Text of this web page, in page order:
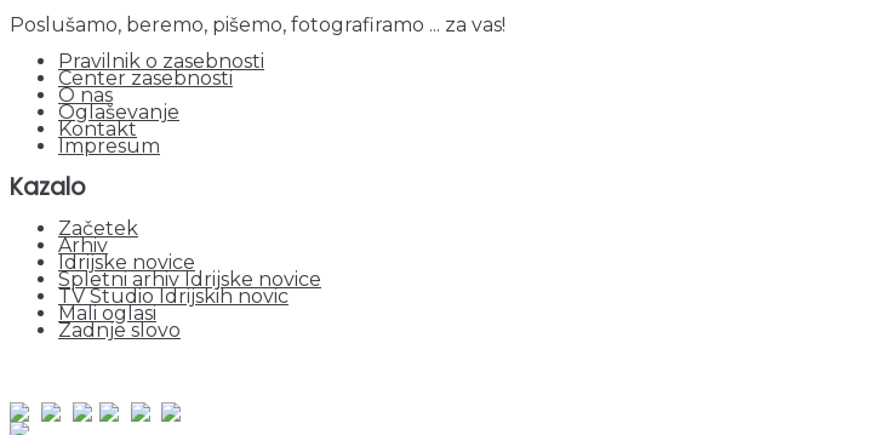
Poslušamo, beremo, pišemo, fotografiramo ... za vas!
Pravilnik o zasebnosti
Center zasebnosti
O nas
Oglaševanje
Kontakt
Impresum
Kazalo
Začetek
Arhiv
Idrijske novice
Spletni arhiv Idrijske novice
TV Studio Idrijskih novic
Mali oglasi
Zadnje slovo